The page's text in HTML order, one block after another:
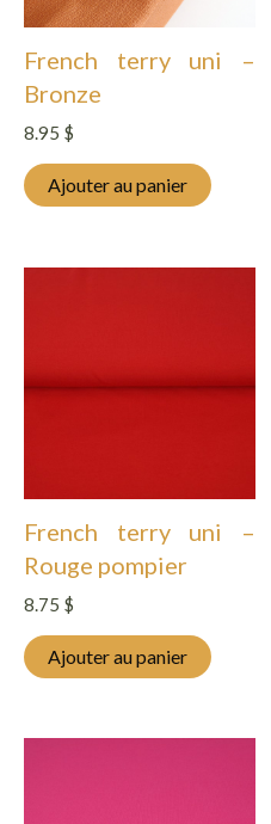
French terry uni –
Bronze
8.95 $
Ajouter au panier
French terry uni –
Rouge pompier
8.75 $
Ajouter au panier